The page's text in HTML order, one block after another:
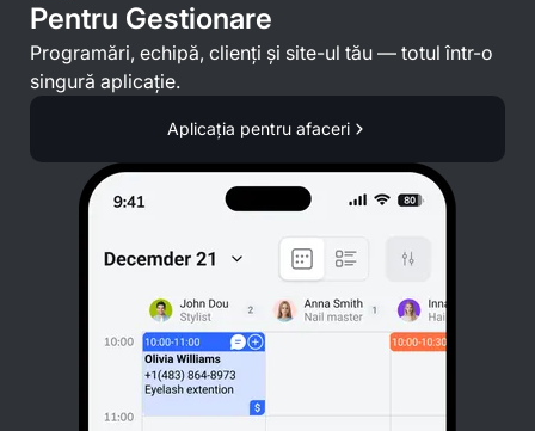
Pentru Gestionare
Programări, echipă, clienți și site-ul tău — totul într-o
singură aplicație.
Aplicația pentru afaceri